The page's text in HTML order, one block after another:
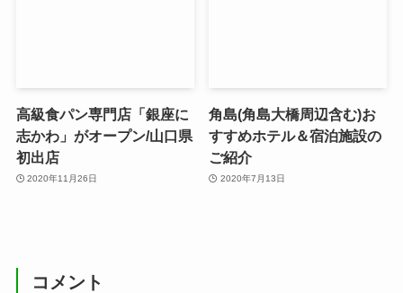
高級食パン専門店「銀座に
志かわ」がオープン/山口県
初出店
2020年11月26日
角島(角島大橋周辺含む)お
すすめホテル＆宿泊施設の
ご紹介
2020年7月13日
コメント